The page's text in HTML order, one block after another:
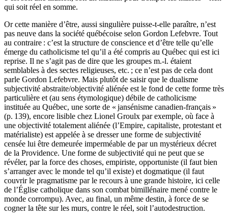
qui soit réel en somme.
Or cette manière d’être, aussi singulière puisse-t-elle paraître, n’est
pas neuve dans la société québécoise selon Gordon Lefebvre. Tout
au contraire : c’est la structure de conscience et d’être telle qu’elle
émerge du catholicisme tel qu’il a été compris au Québec qui est ici
reprise. Il ne s’agit pas de dire que les groupes m.-l. étaient
semblables à des sectes religieuses, etc. ; ce n’est pas de cela dont
parle Gordon Lefebvre. Mais plutôt de saisir que le dualisme
subjectivité abstraite/objectivité aliénée est le fond de cette forme très
particulière et (au sens étymologique) débile de catholicisme
instituée au Québec, une sorte de « jansénisme canadien-français »
(p. 139), encore lisible chez Lionel Groulx par exemple, où face à
une objectivité totalement aliénée (l’Empire, capitaliste, protestant et
matérialiste) est appelée à se dresser une forme de subjectivité
censée lui être demeurée imperméable de par un mystérieux décret
de la Providence. Une forme de subjectivité qui ne peut que se
révéler, par la force des choses, empiriste, opportuniste (il faut bien
s’arranger avec le monde tel qu’il existe) et dogmatique (il faut
couvrir le pragmatisme par le recours à une grande histoire, ici celle
de l’Église catholique dans son combat bimillénaire mené contre le
monde corrompu). Avec, au final, un même destin, à force de se
cogner la tête sur les murs, contre le réel, soit l’autodestruction.